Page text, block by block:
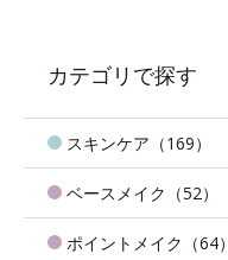
カテゴリで探す
スキンケア（169）
ベースメイク（52）
ポイントメイク（64）